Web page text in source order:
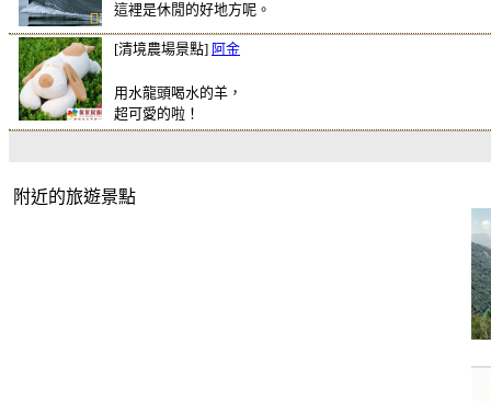
這裡是休閒的好地方呢。
[清境農場景點] 阿金
用水龍頭喝水的羊，
超可愛的啦！
附近的旅遊景點